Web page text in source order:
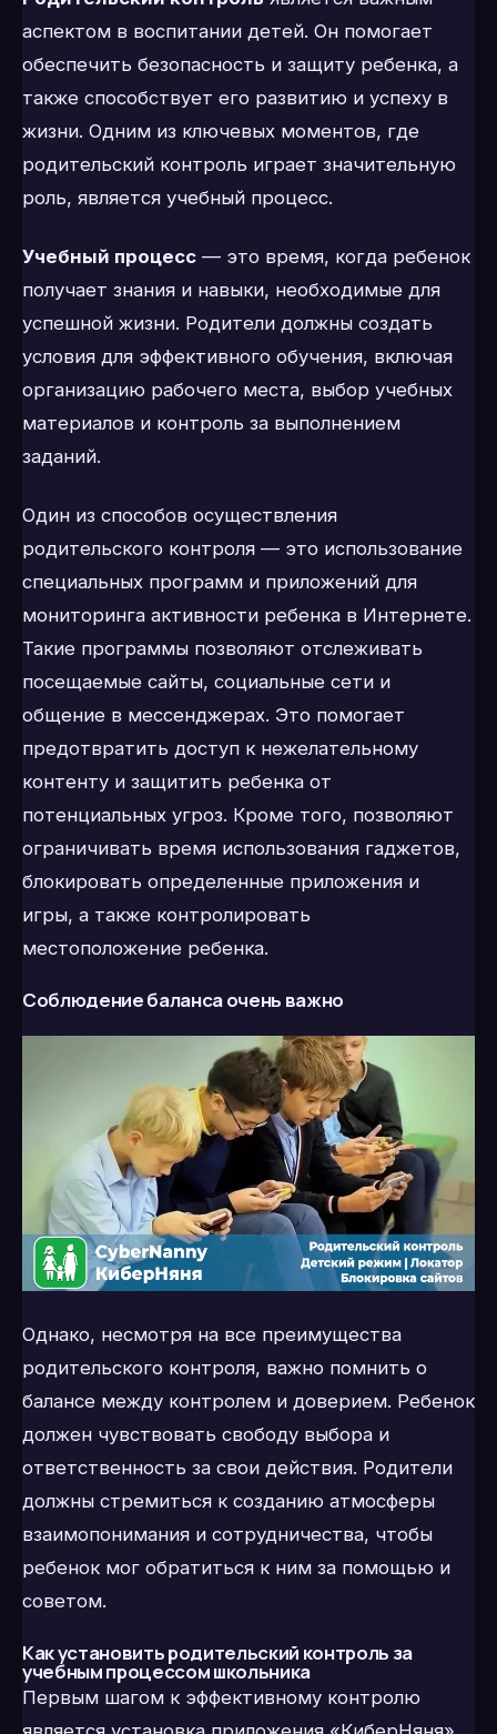
аспектом в воспитании детей. Он помогает
обеспечить безопасность и защиту ребенка, а
также способствует его развитию и успеху в
жизни. Одним из ключевых моментов, где
родительский контроль играет значительную
роль, является учебный процесс.
Учебный процесс — это время, когда ребенок
получает знания и навыки, необходимые для
успешной жизни. Родители должны создать
условия для эффективного обучения, включая
организацию рабочего места, выбор учебных
материалов и контроль за выполнением
заданий.
Один из способов осуществления
родительского контроля — это использование
специальных программ и приложений для
мониторинга активности ребенка в Интернете.
Такие программы позволяют отслеживать
посещаемые сайты, социальные сети и
общение в мессенджерах. Это помогает
предотвратить доступ к нежелательному
контенту и защитить ребенка от
потенциальных угроз. Кроме того, позволяют
ограничивать время использования гаджетов,
блокировать определенные приложения и
игры, а также контролировать
местоположение ребенка.
Соблюдение баланса очень важно
Однако, несмотря на все преимущества
родительского контроля, важно помнить о
балансе между контролем и доверием. Ребенок
должен чувствовать свободу выбора и
ответственность за свои действия. Родители
должны стремиться к созданию атмосферы
взаимопонимания и сотрудничества, чтобы
ребенок мог обратиться к ним за помощью и
советом.
Как установить родительский контроль за
учебным процессом школьника
Первым шагом к эффективному контролю